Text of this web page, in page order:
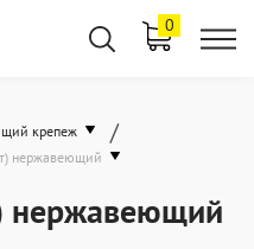
0
крепеж /
нержавеющий
нержавеющий